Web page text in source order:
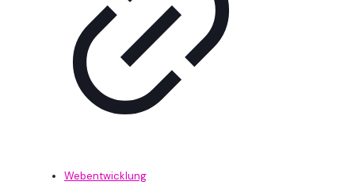
Webentwicklung